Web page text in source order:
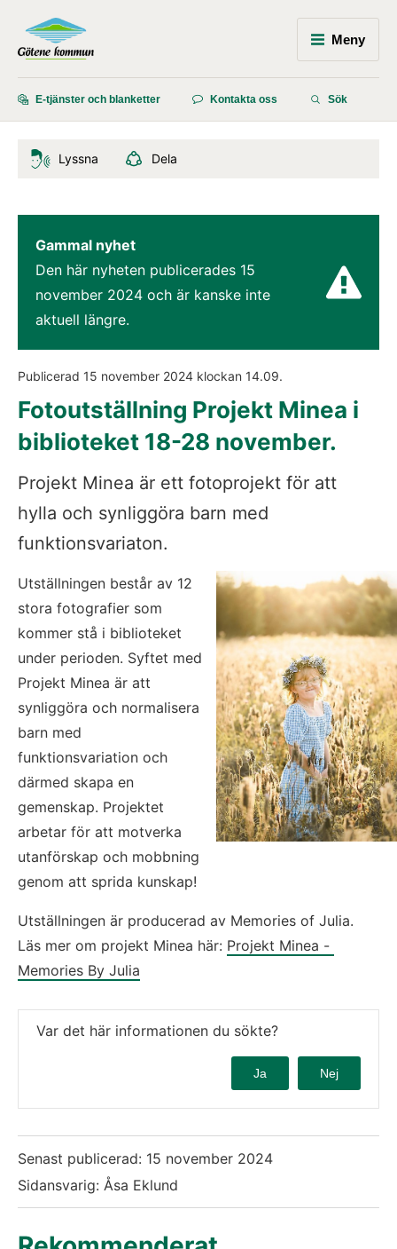
Meny
E-tjänster och blanketter Kontakta oss Sök
Lyssna Dela
Gammal nyhet
Den här nyheten publicerades 15
november 2024 och är kanske inte
aktuell längre.
Publicerad 15 november 2024 klockan 14.09.
Fotoutställning Projekt Minea i
biblioteket 18-28 november.
Projekt Minea är ett fotoprojekt för att
hylla och synliggöra barn med
funktionsvariaton.
Utställningen består av 12
stora fotografier som
kommer stå i biblioteket
under perioden. Syftet med
Projekt Minea är att
synliggöra och normalisera
barn med
funktionsvariation och
därmed skapa en
gemenskap. Projektet
arbetar för att motverka
utanförskap och mobbning
genom att sprida kunskap!
Utställningen är producerad av Memories of Julia.
Läs mer om projekt Minea här: Projekt Minea -
Memories By Julia
Var det här informationen du sökte?
Ja Nej
Senast publicerad: 15 november 2024
Sidansvarig: Åsa Eklund